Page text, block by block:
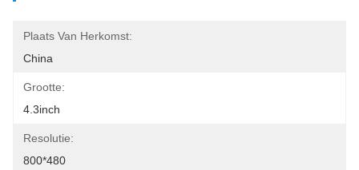
Plaats Van Herkomst:
China
Grootte:
4.3inch
Resolutie:
800*480